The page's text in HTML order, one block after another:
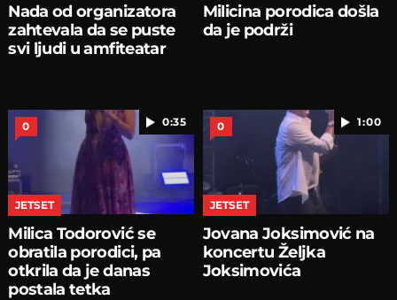
Nada od organizatora
zahtevala da se puste
svi ljudi u amfiteatar
Milicina porodica došla
da je podrži
0:35
0
JETSET
Milica Todorović se
obratila porodici, pa
otkrila da je danas
postala tetka
1:00
0
JETSET
Jovana Joksimović na
koncertu Željka
Joksimovića